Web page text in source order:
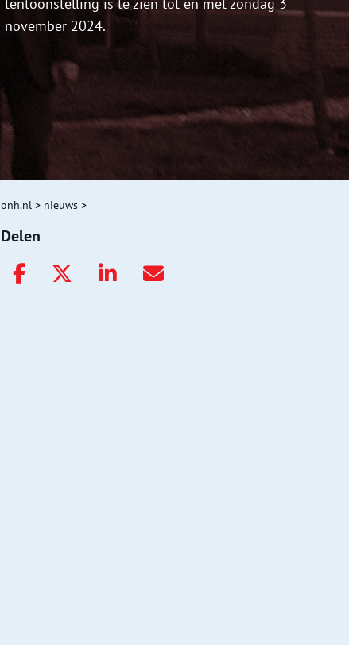
tentoonstelling is te zien tot en met zondag 3
november 2024.
onh.nl > nieuws >
Delen